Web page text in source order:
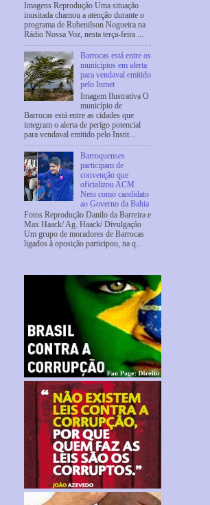
Imagens Reprodução Uma situação
inusitada chamou a atenção durante o
programa de Rubenilson Nogueira na
Rádio Nossa Voz, nesta terça-feira ...
Barrocas está entre os
municípios em alerta
para vendaval emitido
pelo Inmet
Imagem Ilustrativa O
município de
Barrocas está entre as cidades que
integram o alerta de perigo potencial
para vendaval emitido pelo Instit...
Barroquenses
participam de
convenção que
oficializou ACM
Neto como candidato
ao Governo da Bahia
Fotos Reprodução Danilo da Barreira e
Max Haack/ Ag. Haack/ Divulgação
Um grupo de moradores de Barrocas
ligados à oposição participou, na q...